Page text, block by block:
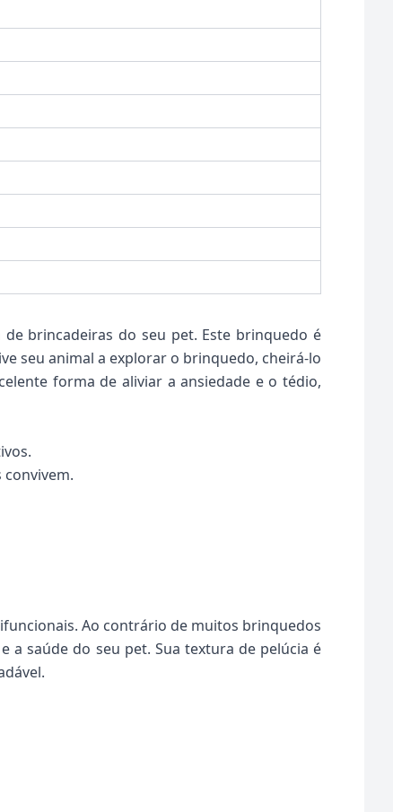
brincadeiras do seu pet. Este brinquedo é
seu animal a explorar o brinquedo, cheirá-lo
forma de aliviar a ansiedade e o tédio,
Ao contrário de muitos brinquedos
a saúde do seu pet. Sua textura de pelúcia é